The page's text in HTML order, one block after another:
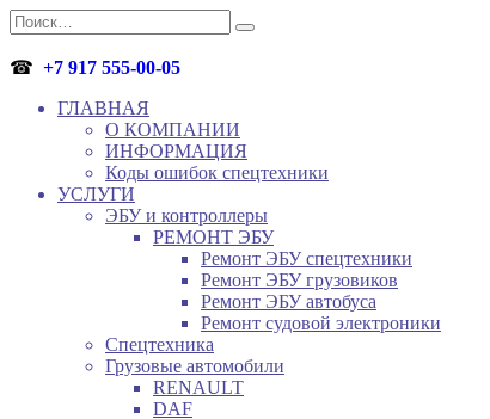
Перейти
к
содержанию
Search
for:
☎ +7 917 555-00-05
ГЛАВНАЯ
О КОМПАНИИ
ИНФОРМАЦИЯ
Коды ошибок спецтехники
УСЛУГИ
ЭБУ и контроллеры
РЕМОНТ ЭБУ
Ремонт ЭБУ спецтехники
Ремонт ЭБУ грузовиков
Ремонт ЭБУ автобуса
Ремонт судовой электроники
Спецтехника
Грузовые автомобили
RENAULT
DAF